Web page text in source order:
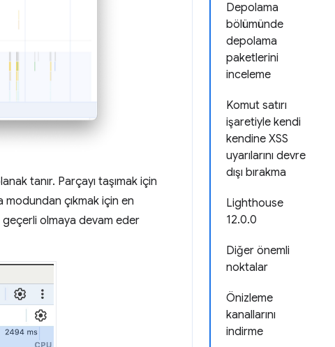
Depolama
bölümünde
depolama
paketlerini
inceleme
Komut satırı
işaretiyle kendi
kendine XSS
uyarılarını devre
dışı bırakma
Lighthouse
12.0.0
Diğer önemli
noktalar
Önizleme
kanallarını
indirme
tanır. Parçayı taşımak için
modundan çıkmak için en
geçerli olmaya devam eder